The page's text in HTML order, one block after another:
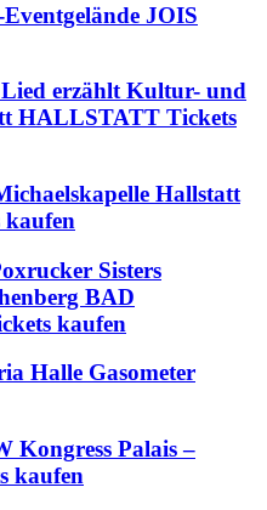
JOIS
erzählt Kultur- und
HALLSTATT Tickets
Hallstatt
Sisters
BAD
kaufen
Halle Gasometer
Palais –
kaufen